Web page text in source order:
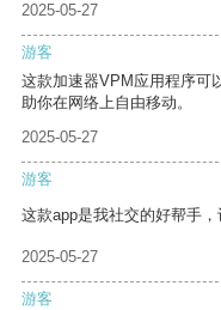
2025-05-27
游客
这款加速器VPM应用程序可
助你在网络上自由移动。
2025-05-27
游客
这款app是我社交的好帮手
2025-05-27
游客